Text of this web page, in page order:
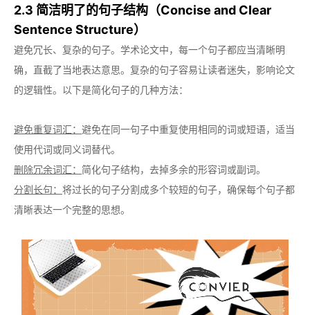
2.3 简洁明了的句子结构（Concise and Clear
Sentence Structure）
避免冗长、复杂的句子。学术论文中，每一个句子都应当清晰明
确，直截了当地表达意思。复杂的句子容易让读者迷失，影响论文
的逻辑性。以下是简化句子的几种方法：
避免重复词汇： 避免在同一句子中重复使用相同的词或短语，适当
使用代词或同义词替代。
删除冗余词汇： 简化句子结构，去掉多余的形容词或副词。
分割长句： 将过长的句子分割成多个较短的句子，确保每个句子都
清晰表达一个完整的思想。